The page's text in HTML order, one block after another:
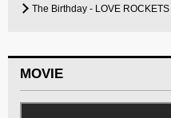
The Birthday - LOVE ROCKETS
MOVIE